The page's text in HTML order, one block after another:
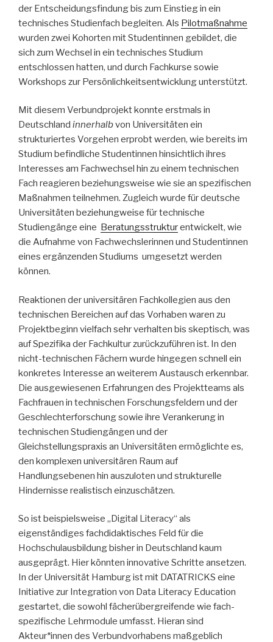
der Entscheidungsfindung bis zum Einstieg in ein
technisches Studienfach begleiten. Als Pilotmaßnahme
wurden zwei Kohorten mit Studentinnen gebildet, die
sich zum Wechsel in ein technisches Studium
entschlossen hatten, und durch Fachkurse sowie
Workshops zur Persönlichkeitsentwicklung unterstützt.
Mit diesem Verbundprojekt konnte erstmals in
Deutschland innerhalbvon Universitäten ein
strukturiertes Vorgehen erprobt werden, wie bereits im
Studium befindliche Studentinnen hinsichtlich ihres
Interesses am Fachwechsel hin zu einem technischen
Fach reagieren beziehungsweise wie sie an spezifischen
Maßnahmen teilnehmen. Zugleich wurde für deutsche
Universitäten beziehungweise für technische
Studiengänge eine Beratungsstrukturentwickelt, wie
die Aufnahme von Fachwechslerinnen und Studentinnen
eines ergänzenden Studiums umgesetzt werden
können.
Reaktionen der universitären Fachkollegien aus den
technischen Bereichen auf das Vorhaben waren zu
Projektbeginn vielfach sehr verhalten bis skeptisch, was
auf Spezifika der Fachkultur zurückzuführen ist. In den
nicht-technischen Fächern wurde hingegen schnell ein
konkretes Interesse an weiterem Austausch erkennbar.
Die ausgewiesenen Erfahrungen des Projektteams als
Fachfrauen in technischen Forschungsfeldern und der
Geschlechterforschung sowie ihre Verankerung in
technischen Studiengängen und der
Gleichstellungspraxis an Universitäten ermöglichte es,
den komplexen universitären Raum auf
Handlungsebenen hin auszuloten und strukturelle
Hindernisse realistisch einzuschätzen.
So ist beispielsweise „Digital Literacy“ als
eigenständiges fachdidaktisches Feld für die
Hochschulausbildung bisher in Deutschland kaum
ausgeprägt. Hier könnten innovative Schritte ansetzen.
In der Universität Hamburg ist mit DATATRICKS eine
Initiative zur Integration von Data Literacy Education
gestartet, die sowohl fächerübergreifende wie fach­
spezifische Lehrmodule umfasst. Hieran sind
Akteur*innen des Verbundvorhabens maßgeblich